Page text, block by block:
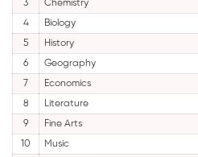
3
Chemistry
4
Biology
5
History
6
Geography
7
Economics
8
Literature
9
Fine Arts
10
Music